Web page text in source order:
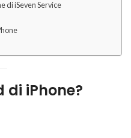
di iSeven Service
iPhone?